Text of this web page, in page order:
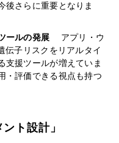
後さらに重要となりま
ールの発展
アプリ・ウ
伝子リスクをリアルタイ
支援ツールが増えていま
・評価できる視点も持つ
ト設計」